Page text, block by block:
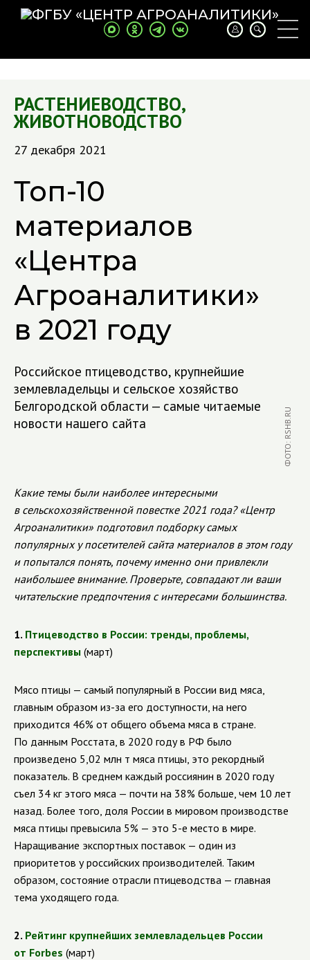
РАСТЕНИЕВОДСТВО,
ЖИВОТНОВОДСТВО
27 декабря 2021
Топ-10
материалов
«Центра
Агроаналитики»
в 2021 году
Российское птицеводство, крупнейшие
землевладельцы и сельское хозяйство
Белгородской области — самые читаемые
новости нашего сайта
ФОТО: RSHB.RU
Какие темы были наиболее интересными
в сельскохозяйственной повестке 2021 года? «Центр
Агроаналитики» подготовил подборку самых
популярных у посетителей сайта материалов в этом году
и попытался понять, почему именно они привлекли
наибольшее внимание. Проверьте, совпадают ли ваши
читательские предпочтения с интересами большинства.
1. Птицеводство в России: тренды, проблемы,
перспективы (март)
Мясо птицы — самый популярный в России вид мяса,
главным образом из-за его доступности, на него
приходится 46% от общего объема мяса в стране.
По данным Росстата, в 2020 году в РФ было
произведено 5,02 млн т мяса птицы, это рекордный
показатель. В среднем каждый россиянин в 2020 году
съел 34 кг этого мяса — почти на 38% больше, чем 10 лет
назад. Более того, доля России в мировом производстве
мяса птицы превысила 5% — это 5-е место в мире.
Наращивание экспортных поставок — один из
приоритетов у российских производителей. Таким
образом, состояние отрасли птицеводства — главная
тема уходящего года.
2. Рейтинг крупнейших землевладельцев России
от Forbes (март)